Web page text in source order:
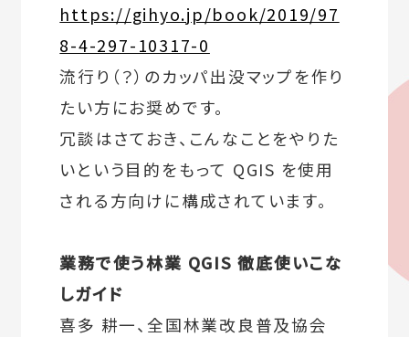
https://gihyo.jp/book/2019/97
8-4-297-10317-0
流行り（？）のカッパ出没マップを作り
たい方にお奨めです。
冗談はさておき、こんなことをやりた
いという目的をもって QGIS を使用
される方向けに構成されています。
業務で使う林業 QGIS 徹底使いこな
しガイド
喜多 耕一、全国林業改良普及協会